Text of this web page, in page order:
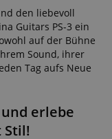
den liebevoll
Guitars PS-3 ein
auf der Bühne
Sound, ihrer
Tag aufs Neue
erlebe
Stil!